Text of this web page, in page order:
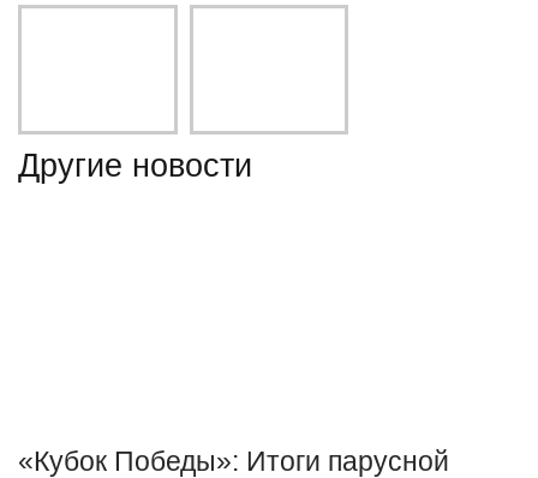
Другие новости
«Кубок Победы»: Итоги парусной